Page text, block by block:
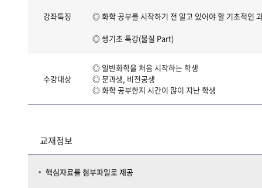
강좌특징
◎ 화학 공부를 시작하기 전 알고 있어야 할 기초적인
◎ 쌩기초 특강(물질 Part)
수강대상
◎ 일반화학을 처음 시작하는 학생
◎ 문과생, 비전공생
◎ 화학 공부한지 시간이 많이 지난 학생
교재정보
핵심자료를 첨부파일로 제공